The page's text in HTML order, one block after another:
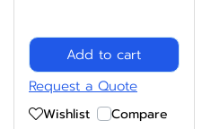
Add to cart
Request a Quote
Wishlist Compare